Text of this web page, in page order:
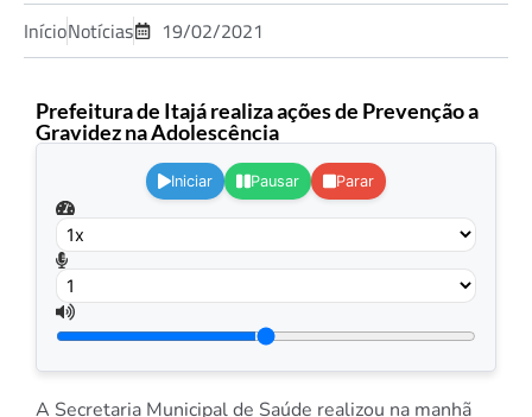
InícioNotícias 19/02/2021
Prefeitura de Itajá realiza ações de Prevenção a
Gravidez na Adolescência
Iniciar Pausar Parar
A Secretaria Municipal de Saúde realizou na manhã